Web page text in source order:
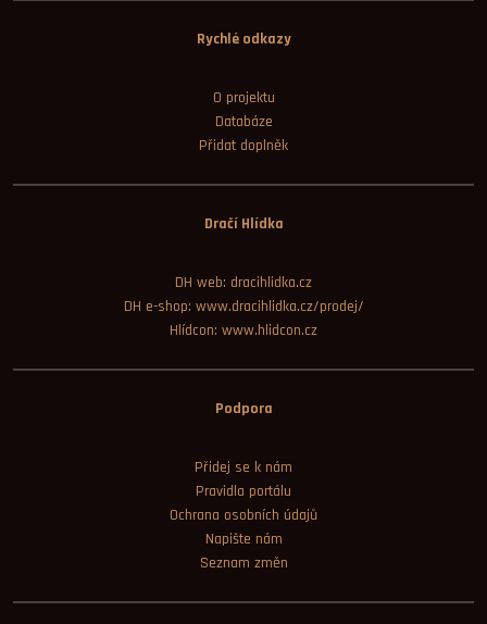
Rychlé odkazy
O projektu
Databáze
Přidat doplněk
Dračí Hlídka
DH web: dracihlidka.cz
DH e-shop: www.dracihlidka.cz/prodej/
Hlídcon: www.hlidcon.cz
Podpora
Přidej se k nám
Pravidla portálu
Ochrana osobních údajů
Napište nám
Seznam změn